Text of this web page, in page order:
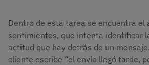
Dentro de esta tarea se encuentra el
sentimientos, que intenta identificar
actitud que hay detrás de un
cliente escribe “el envío llegó tarde,